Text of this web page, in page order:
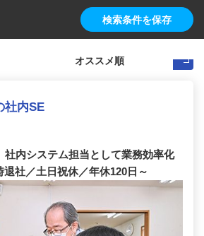
検索条件を保存
社内SE
社内システム担当として業務効率化
社／土日祝休／年休120日～